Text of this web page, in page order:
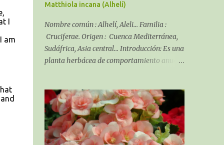
I
am
Matthiola incana (Alhelí)
Nombre común : Alhelí, Aleli... Familia :
Cruciferae. Origen : Cuenca Mediterránea,
Sudáfrica, Asia central... Introducción: Es una
planta herbácea de comportamiento anual,
pueda dar en tu zona. Soporta la salinidad y
los fuertes